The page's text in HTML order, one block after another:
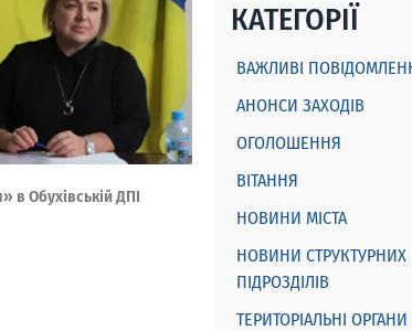
в Обухівській ДПІ
КАТЕГОРІЇ
ВАЖЛИВІ
АНОНСИ ЗАХОДІВ
ОГОЛОШЕННЯ
ВІТАННЯ
НОВИНИ МІСТА
НОВИНИ СТРУКТУРНИХ
ПІДРОЗДІЛІВ
ТЕРИТОРІАЛЬНІ